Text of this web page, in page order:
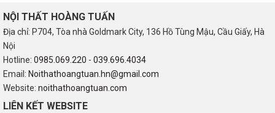
NỘI THẤT HOÀNG TUẤN
Địa chỉ: P704, Tòa nhà Goldmark City, 136 Hồ Tùng Mậu, Cầu Giấy, Hà
Nội
Hotline: 0985.069.220 - 039.696.4034
Email: Noithathoangtuan.hn@gmail.com
Website: noithathoangtuan.com
LIÊN KẾT WEBSITE